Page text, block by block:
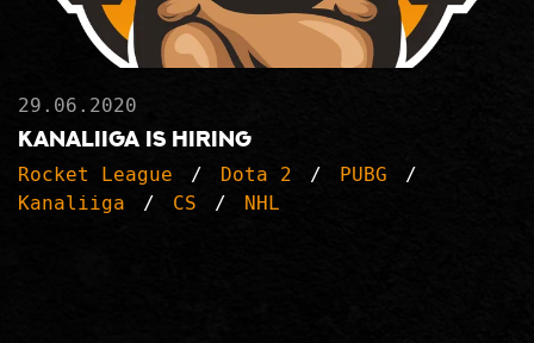
29.06.2020
Kanaliiga is Hiring
Rocket League Dota 2
PUBG
Kanaliiga
CS NHL